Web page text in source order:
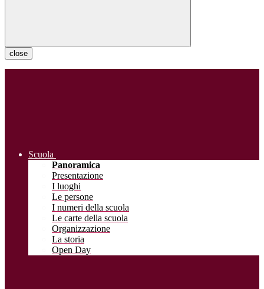
close
Scuola
Panoramica
Presentazione
I luoghi
Le persone
I numeri della scuola
Le carte della scuola
Organizzazione
La storia
Open Day